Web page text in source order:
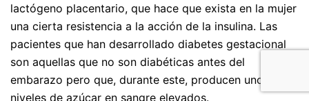
lactógeno placentario, que hace que exista en la mujer
una cierta resistencia a la acción de la insulina. Las
pacientes que han desarrollado diabetes gestacional
son aquellas que no son diabéticas antes del
embarazo pero que, durante este, producen unos
niveles de azúcar en sangre elevados.